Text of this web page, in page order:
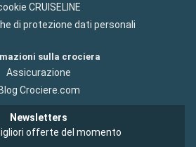
CRUISELINE
di protezione dati personali
sulla crociera
Assicurazione
Blog Crociere.com
Newsletters
offerte del momento